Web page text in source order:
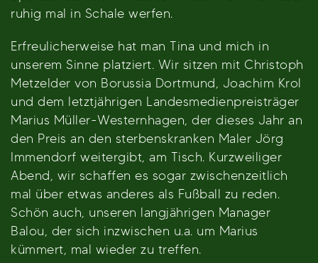
ruhig mal in Schale werfen.
Erfreulicherweise hat man Tina und mich in
unserem Sinne platziert. Wir sitzen mit Christoph
Metzelder von Borussia Dortmund, Joachim Krol
und dem letztjährigen Landesmedienpreisträger
Marius Müller-Westernhagen, der dieses Jahr an
den Preis an den sterbenskranken Maler Jörg
Immendorf weitergibt, am Tisch. Kurzweiliger
Abend, wir schaffen es sogar zwischenzeitlich
mal über etwas anderes als Fußball zu reden.
Schön auch, unseren langjährigen Manager
Balou, der sich inzwischen u.a. um Marius
kümmert, mal wieder zu treffen.